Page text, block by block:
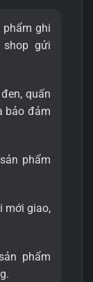
Segura
phẩm ghi
shop gửi
quấn
bảo đảm
phẩm
mới giao,
phẩm